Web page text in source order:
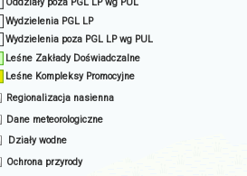
Oddziały poza PGL LP wg PUL
Wydzielenia PGL LP
Wydzielenia poza PGL LP wg PUL
Leśne Zakłady Doświadczalne
Leśne Kompleksy Promocyjne
Regionalizacja nasienna
Dane meteorologiczne
Działy wodne
Ochrona przyrody